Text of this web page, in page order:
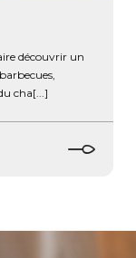
découvrir un
cha[...]